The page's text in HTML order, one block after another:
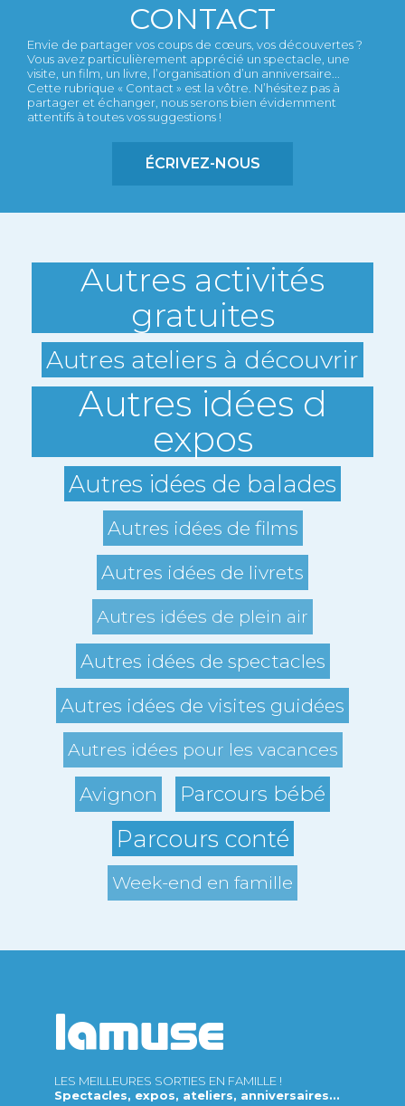
CONTACT
Envie de partager vos coups de cœurs, vos découvertes ?
Vous avez particulièrement apprécié un spectacle, une
visite, un film, un livre, l’organisation d’un anniversaire...
Cette rubrique « Contact » est la vôtre. N’hésitez pas à
partager et échanger, nous serons bien évidemment
attentifs à toutes vos suggestions !
ÉCRIVEZ-NOUS
Autres activités
gratuites
Autres ateliers à découvrir
Autres idées d
expos
Autres idées de balades
Autres idées de films
Autres idées de livrets
Autres idées de plein air
Autres idées de spectacles
Autres idées de visites guidées
Autres idées pour les vacances
Avignon Parcours bébé
Parcours conté
Week-end en famille
LES MEILLEURES SORTIES EN FAMILLE !
Spectacles, expos, ateliers, anniversaires...